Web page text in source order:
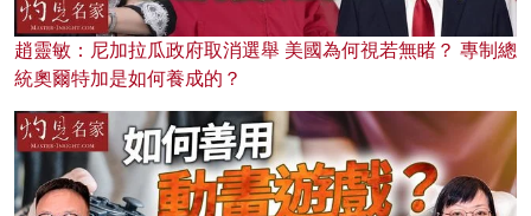
趙靈敏：尼加拉瓜政府取消選舉 美國為何視若無睹？ 專制總
統奧爾特加是如何養成的？